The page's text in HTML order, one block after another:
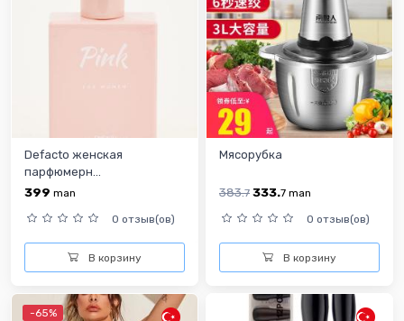
Defacto женская
парфюмерн...
399 man
0 отзыв(ов)
В корзину
Мясорубка
383.7 333.7 man
0 отзыв(ов)
В корзину
-65%